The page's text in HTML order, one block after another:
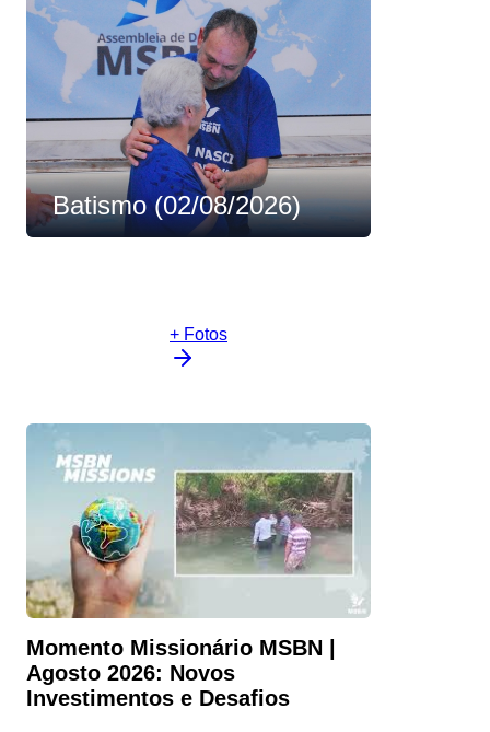
Batismo (02/08/2026)
+ Fotos
Momento Missionário MSBN |
Agosto 2026: Novos
Investimentos e Desafios